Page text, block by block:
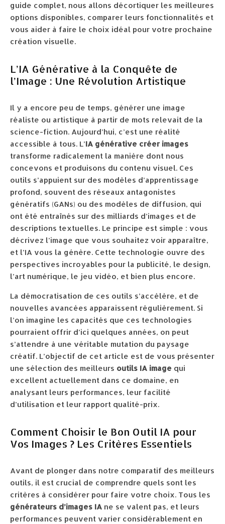
guide complet, nous allons décortiquer les meilleures
options disponibles, comparer leurs fonctionnalités et
vous aider à faire le choix idéal pour votre prochaine
création visuelle.
L’IA Générative à la Conquête de
l’Image : Une Révolution Artistique
Il y a encore peu de temps, générer une image
réaliste ou artistique à partir de mots relevait de la
science-fiction. Aujourd’hui, c’est une réalité
accessible à tous. L’IA générative créer images
transforme radicalement la manière dont nous
concevons et produisons du contenu visuel. Ces
outils s’appuient sur des modèles d’apprentissage
profond, souvent des réseaux antagonistes
génératifs (GANs) ou des modèles de diffusion, qui
ont été entraînés sur des milliards d’images et de
descriptions textuelles. Le principe est simple : vous
décrivez l’image que vous souhaitez voir apparaître,
et l’IA vous la génère. Cette technologie ouvre des
perspectives incroyables pour la publicité, le design,
l’art numérique, le jeu vidéo, et bien plus encore.
La démocratisation de ces outils s’accélère, et de
nouvelles avancées apparaissent régulièrement. Si
l’on imagine les capacités que ces technologies
pourraient offrir d’ici quelques années, on peut
s’attendre à une véritable mutation du paysage
créatif. L’objectif de cet article est de vous présenter
une sélection des meilleurs outils IA image qui
excellent actuellement dans ce domaine, en
analysant leurs performances, leur facilité
d’utilisation et leur rapport qualité-prix.
Comment Choisir le Bon Outil IA pour
Vos Images ? Les Critères Essentiels
Avant de plonger dans notre comparatif des meilleurs
outils, il est crucial de comprendre quels sont les
critères à considérer pour faire votre choix. Tous les
générateurs d’images IA ne se valent pas, et leurs
performances peuvent varier considérablement en